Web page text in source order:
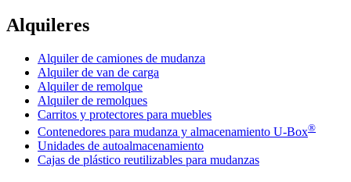
Alquileres
Alquiler de camiones de mudanza
Alquiler de van de carga
Alquiler de remolque
Alquiler de remolques
Carritos y protectores para muebles
Contenedores para mudanza y almacenamiento U-Box®
Unidades de autoalmacenamiento
Cajas de plástico reutilizables para mudanzas